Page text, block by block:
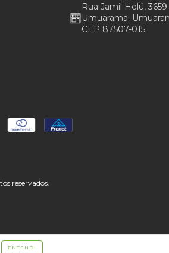
ENTENDI
Rua Jamil Helú,
Umuarama.
CEP 87507-015
reservados.